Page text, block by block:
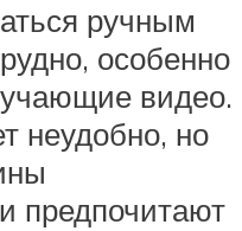
ручным
особенно
видео.
неудобно, но
предпочитают